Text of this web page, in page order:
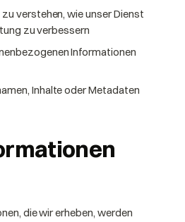
verstehen, wie unser Dienst
zu verbessern
Informationen
Inhalte oder Metadaten
die wir erheben, werden